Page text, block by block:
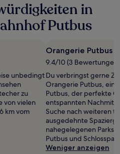
in
Putbus
unbedingt
zu
von vielen
km vom
Orangerie Putbus
9.4/10 (3 Bewertungen)
Du verbringst gerne
Orangerie Putbus, ein
Putbus, der perfekte
entspannten
Suche nach weiteren
ausgedehnte
nahegelegenen Parks
Putbus und
Weniger anzeigen